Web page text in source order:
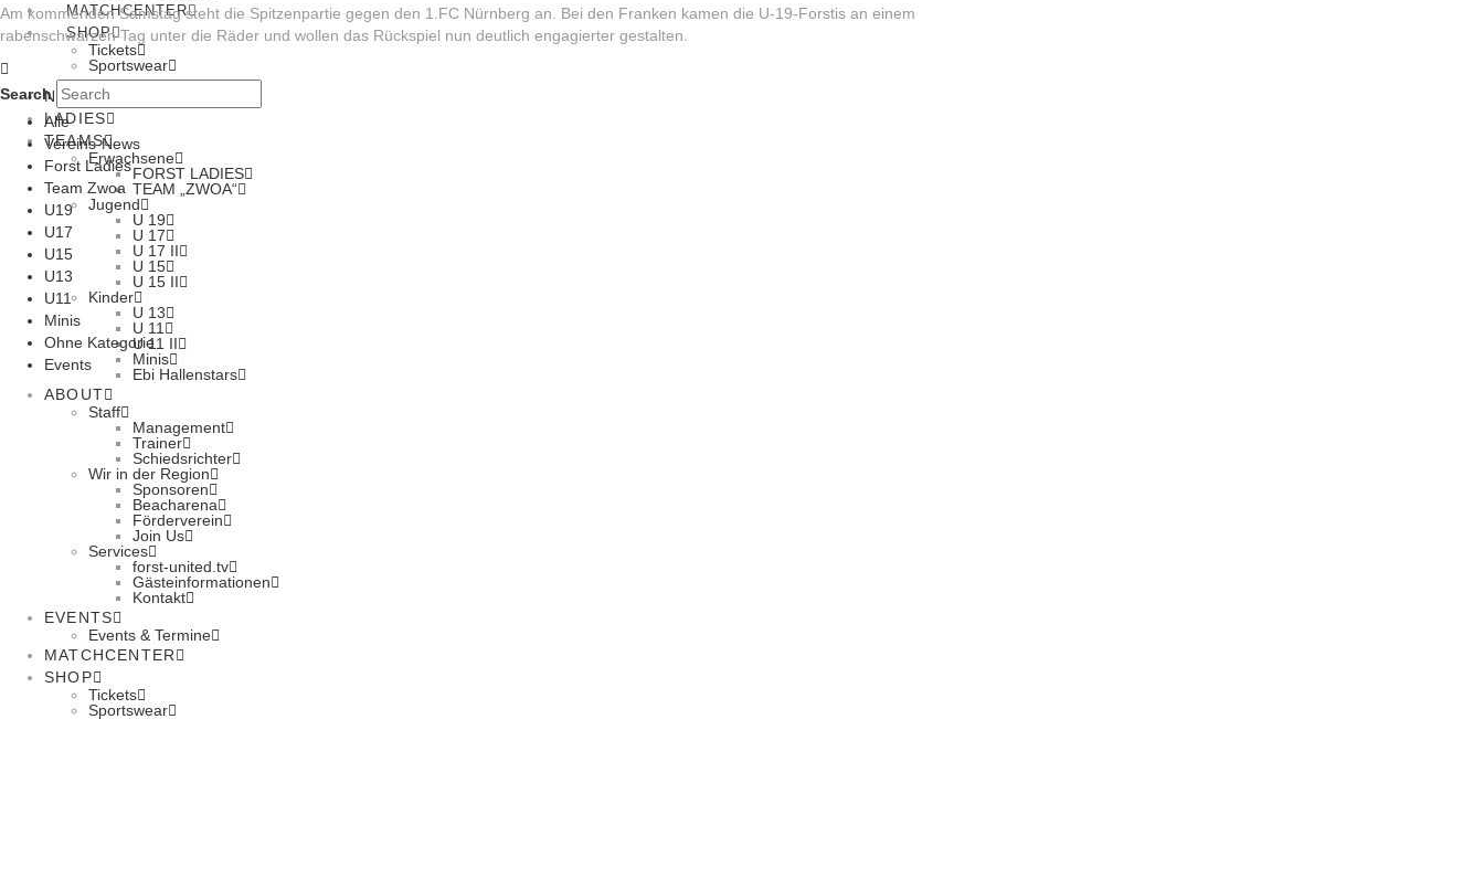
MATCHCENTER
SHOP
Tickets
Sportswear
NEWS
LADIES
TEAMS
Erwachsene
FORST LADIES
TEAM „ZWOA“
Jugend
U 19
U 17
U 17 II
U 15
U 15 II
Kinder
U 13
U 11
U 11 II
Minis
Ebi Hallenstars
ABOUT
Staff
Management
Trainer
Schiedsrichter
Wir in der Region
Sponsoren
Beacharena
Förderverein
Join Us
Services
forst-united.tv
Gästeinformationen
Kontakt
EVENTS
Events & Termine
MATCHCENTER
SHOP
Tickets
Sportswear
Am kommenden Samstag steht die Spitzenpartie gegen den 1.FC Nürnberg an. Bei den Franken kamen die U-19-Forstis an einem
rabenschwarzen Tag unter die Räder und wollen das Rückspiel nun deutlich engagierter gestalten.
Search
Alle
Vereins-News
Forst Ladies
Team Zwoa
U19
U17
U15
U13
U11
Minis
Ohne Kategorie
Events